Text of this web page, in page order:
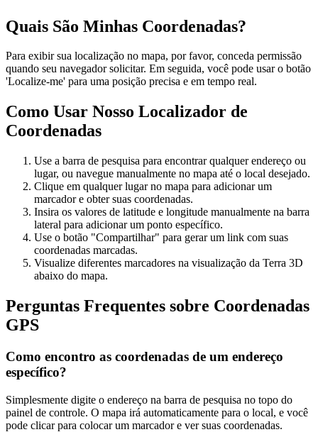
Quais São Minhas Coordenadas?
Para exibir sua localização no mapa, por favor, conceda permissão
quando seu navegador solicitar. Em seguida, você pode usar o botão
'Localize-me' para uma posição precisa e em tempo real.
Como Usar Nosso Localizador de
Coordenadas
Use a barra de pesquisa para encontrar qualquer endereço ou
lugar, ou navegue manualmente no mapa até o local desejado.
Clique em qualquer lugar no mapa para adicionar um
marcador e obter suas coordenadas.
Insira os valores de latitude e longitude manualmente na barra
lateral para adicionar um ponto específico.
Use o botão "Compartilhar" para gerar um link com suas
coordenadas marcadas.
Visualize diferentes marcadores na visualização da Terra 3D
abaixo do mapa.
Perguntas Frequentes sobre Coordenadas
GPS
Como encontro as coordenadas de um endereço
específico?
Simplesmente digite o endereço na barra de pesquisa no topo do
painel de controle. O mapa irá automaticamente para o local, e você
pode clicar para colocar um marcador e ver suas coordenadas.